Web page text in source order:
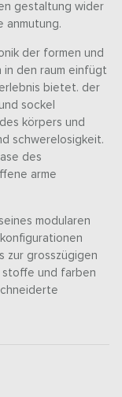
gestaltung wider
anmutung.
der formen und
in den raum einfügt
bietet. der
sockel
körpers und
schwerelosigkeit.
des
arme
modularen
zur grosszügigen
stoffe und farben